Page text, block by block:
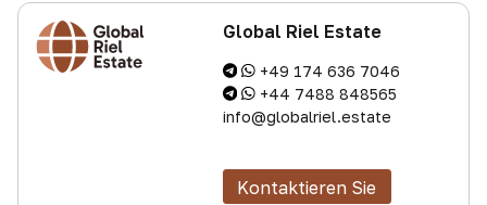
Global Riel Estate
+49 174 636 7046
+44 7488 848565
info@globalriel.estate
Kontaktieren Sie